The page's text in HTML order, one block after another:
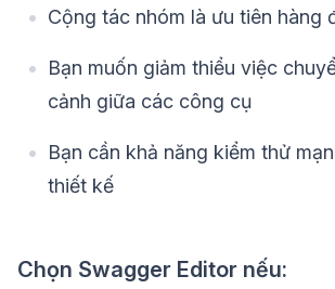
Cộng tác nhóm là ưu tiên hàng
Bạn muốn giảm thiểu việc
cảnh giữa các công cụ
Bạn cần khả năng kiểm thử
thiết kế
Chọn Swagger Editor nếu: